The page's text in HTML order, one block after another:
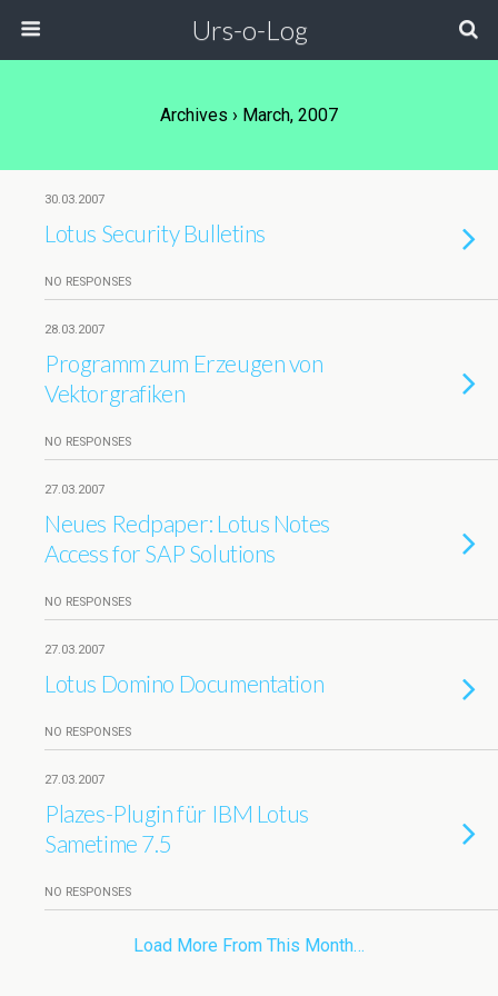
Urs-o-Log
Archives › March, 2007
30.03.2007
Lotus Security Bulletins
NO RESPONSES
28.03.2007
Programm zum Erzeugen von
Vektorgrafiken
NO RESPONSES
27.03.2007
Neues Redpaper: Lotus Notes
Access for SAP Solutions
NO RESPONSES
27.03.2007
Lotus Domino Documentation
NO RESPONSES
27.03.2007
Plazes-Plugin für IBM Lotus
Sametime 7.5
NO RESPONSES
Load More From This Month…